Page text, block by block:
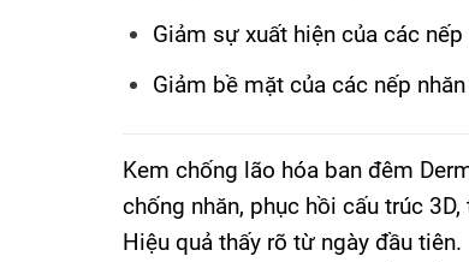
Giảm sự xuất hiện của các
Giảm bề mặt của các nếp
Kem chống lão hóa ban đêm
chống nhăn, phục hồi cấu trúc
Hiệu quả thấy rõ từ ngày đầu